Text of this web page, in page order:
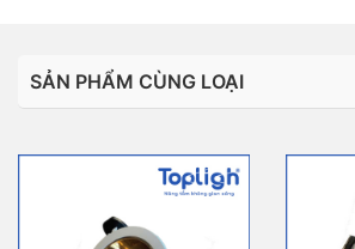
SẢN PHẨM CÙNG LOẠI